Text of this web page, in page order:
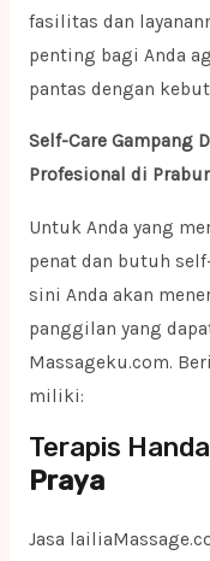
fasilitas dan
penting bagi Anda
pantas dengan
Self-Care Gampang
Profesional di
Untuk Anda yang
penat dan butuh
sini Anda akan
panggilan yang
Massageku.com.
miliki:
Terapis
Praya
Jasa